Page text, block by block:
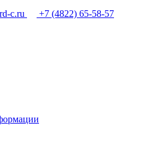
c.ru +7 (4822) 65-58-57